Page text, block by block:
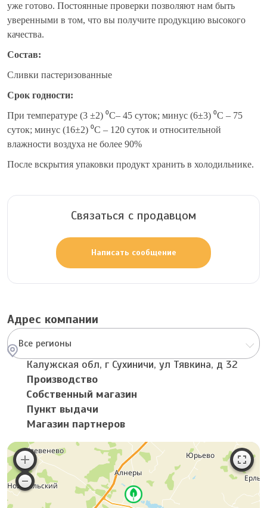
уже готово. Постоянные проверки позволяют нам быть
уверенными в том, что вы получите продукцию высокого
качества.
Состав:
Сливки пастеризованные
Срок годности:
При температуре (3 ±2) ⁰С– 45 суток; минус (6±3) ⁰С – 75
суток; минус (16±2) ⁰С – 120 суток и относительной
влажности воздуха не более 90%
После вскрытия упаковки продукт хранить в холодильнике.
Связаться с продавцом
Написать сообщение
Адрес компании
Все регионы
Калужская обл, г Сухиничи, ул Тявкина, д 32
Производство
Собственный магазин
Пункт выдачи
Магазин партнеров